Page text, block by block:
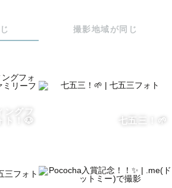
兵庫、京都など近畿エリア
超えてしまう場合には、ゲストさま
撮影地域が同じ
ングフ
ト！🐶
七五三！🌱